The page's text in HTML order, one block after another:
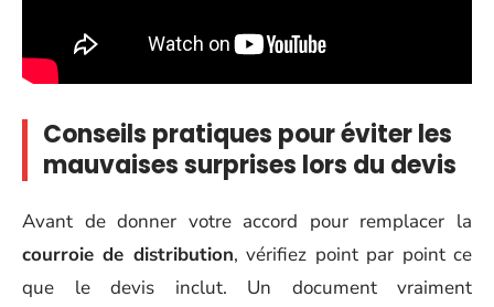
Conseils pratiques pour éviter les
mauvaises surprises lors du devis
Avant de donner votre accord pour remplacer la
courroie de distribution, vérifiez point par point ce
que le devis inclut. Un document vraiment